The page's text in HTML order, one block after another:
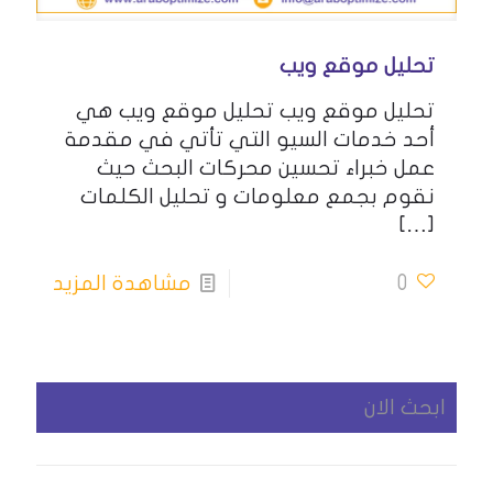
تحليل موقع ويب
تحليل موقع ويب تحليل موقع ويب هي
أحد خدمات السيو التي تأتي في مقدمة
عمل خبراء تحسين محركات البحث حيث
نقوم بجمع معلومات و تحليل الكلمات
[…]
0 مشاهدة المزيد